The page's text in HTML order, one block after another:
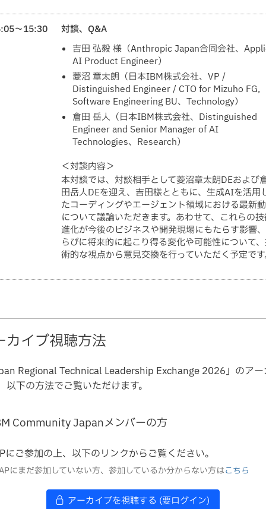
～15:30
対談、Q&A
吉田 弘毅 様（Anthropic Japan合同会社、
AI Product Engineer）
菱沼 章太朗（日本IBM株式会社、VP /
Distinguished Engineer / CTO for Mizuho FG,
Software Engineering BU、Technology）
倉田 岳人（日本IBM株式会社、Distinguished
Engineer and Senior Manager of AI
Technologies、Research）
＜対談内容＞
本対談では、対談相手として菱沼章太朗DEおよび
田岳人DEを迎え、吉田様とともに、生成AIを活用
たコーディングやエージェント領域における最新
について議論いただきます。あわせて、これらの
進化が今後のビジネスや開発現場にもたらす影響
らびに将来的に起こり得る変化や可能性について
術的な視点から意見交換を行っていただく予定で
カイブ視聴方法
Regional Technical Leadership Exchange 2026」のアー
以下の方法でご覧いただけます。
Community Japanメンバーの方
にご参加の上、以下のリンクからご覧ください。
にまだ参加していない方、参加しているか分からない方はこちら
アーカイブを視聴する (要ログイン)